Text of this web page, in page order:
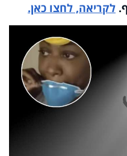
לקריאה, לחצו כאן.